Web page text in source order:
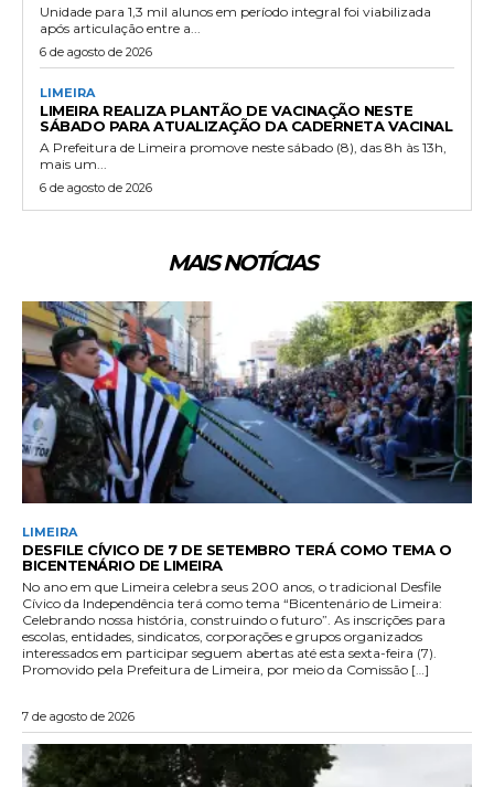
Unidade para 1,3 mil alunos em período integral foi viabilizada
após articulação entre a...
6 de agosto de 2026
LIMEIRA
LIMEIRA REALIZA PLANTÃO DE VACINAÇÃO NESTE
SÁBADO PARA ATUALIZAÇÃO DA CADERNETA VACINAL
A Prefeitura de Limeira promove neste sábado (8), das 8h às 13h,
mais um...
6 de agosto de 2026
MAIS NOTÍCIAS
LIMEIRA
DESFILE CÍVICO DE 7 DE SETEMBRO TERÁ COMO TEMA O
BICENTENÁRIO DE LIMEIRA
No ano em que Limeira celebra seus 200 anos, o tradicional Desfile
Cívico da Independência terá como tema “Bicentenário de Limeira:
Celebrando nossa história, construindo o futuro”. As inscrições para
escolas, entidades, sindicatos, corporações e grupos organizados
interessados em participar seguem abertas até esta sexta-feira (7).
Promovido pela Prefeitura de Limeira, por meio da Comissão […]
7 de agosto de 2026